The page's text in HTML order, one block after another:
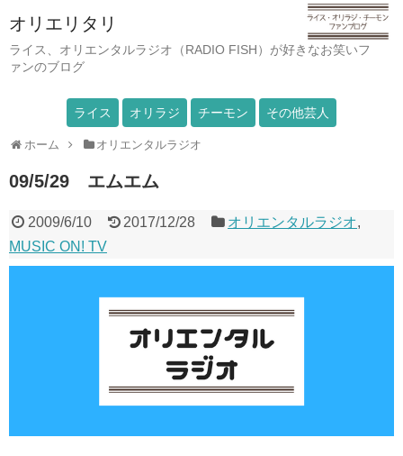
オリエリタリ
ライス、オリエンタルラジオ（RADIO FISH）が好きなお笑いフ
ァンのブログ
ライス オリラジ チーモン その他芸人
ホーム オリエンタルラジオ
09/5/29 エムエム
2009/6/10 2017/12/28 オリエンタルラジオ,
MUSIC ON! TV